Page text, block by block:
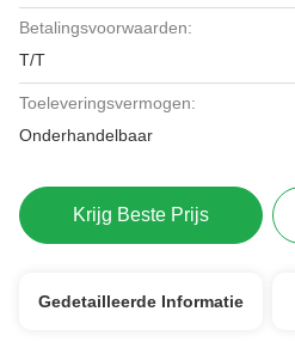
Betalingsvoorwaarden:
T/T
Toeleveringsvermogen:
Onderhandelbaar
Krijg Beste Prijs
Gedetailleerde Informatie